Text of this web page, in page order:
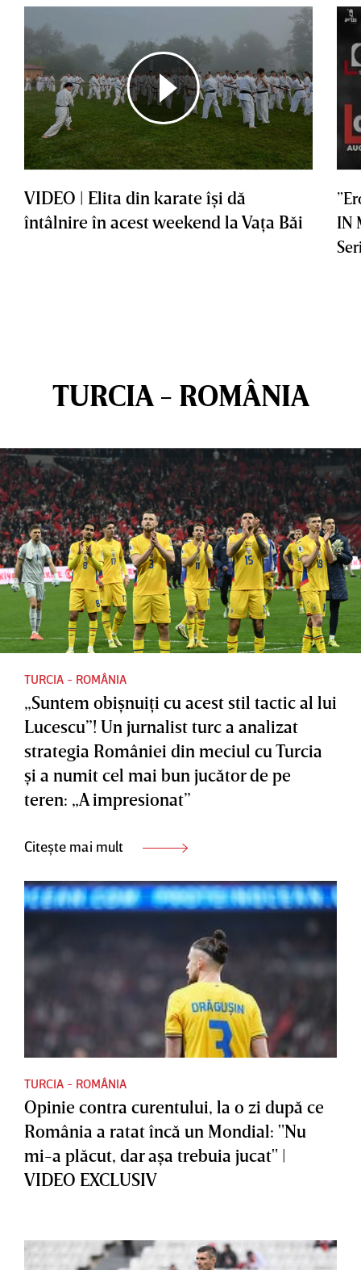
VIDEO | Elita din karate îşi dă
întâlnire în acest weekend la Vaţa Băi
IN
TURCIA - ROMÂNIA
TURCIA - ROMÂNIA
„Suntem obişnuiţi cu acest stil tactic al lui
Lucescu”! Un jurnalist turc a analizat
strategia României din meciul cu Turcia
şi a numit cel mai bun jucător de pe
teren: „A impresionat”
Citește mai mult
TURCIA - ROMÂNIA
Opinie contra curentului, la o zi după ce
România a ratat încă un Mondial: "Nu
mi-a plăcut, dar aşa trebuia jucat" |
VIDEO EXCLUSIV